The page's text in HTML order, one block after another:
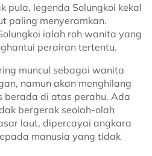
pula, legenda Solungkoi kekal
paling menyeramkan.
ialah roh wanita yang
perairan tertentu.
muncul sebagai wanita
namun akan menghilang
di atas perahu. Ada
bergerak seolah-olah
laut, dipercayai angkara
manusia yang tidak